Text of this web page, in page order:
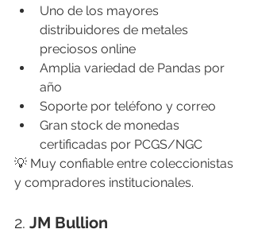
Uno de los mayores
distribuidores de metales
preciosos online
Amplia variedad de Pandas por
año
Soporte por teléfono y correo
Gran stock de monedas
certificadas por PCGS/NGC
💡 Muy confiable entre coleccionistas
y compradores institucionales.
2. JM Bullion